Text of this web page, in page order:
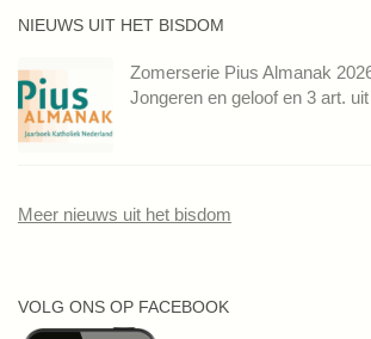
NIEUWS UIT HET BISDOM
Zomerserie Pius Almanak
Jongeren en geloof en 3 art.
Meer nieuws uit het bisdom
VOLG ONS OP FACEBOOK